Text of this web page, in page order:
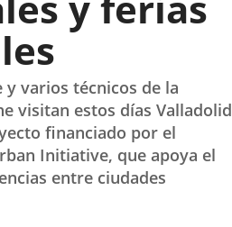
y varios técnicos de la
visitan estos días Valladolid
financiado por el
Initiative, que apoya el
entre ciudades